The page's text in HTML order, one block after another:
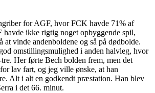
for AGF, hvor FCK havde 71% af
havde ikke rigtig noget opbyggende spil,
at vinde andenboldene og så på dødbolde.
omstillingsmulighed i anden halvleg, hvor
Her førte Bech bolden frem, men det
lav fart, og jeg ville ønske, at han
Alt i alt en godkendt præstation. Han blev
i det 66. minut.